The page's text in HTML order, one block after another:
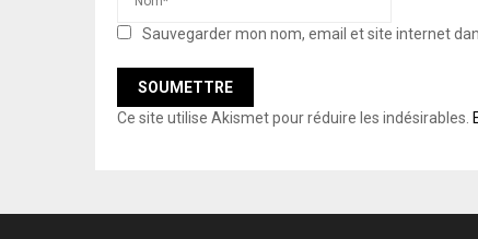
Sauvegarder mon nom, email et site internet
Ce site utilise Akismet pour réduire les indésirables.